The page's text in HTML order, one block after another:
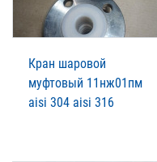
Кран шаровой
муфтовый 11нж01пм
aisi 304 aisi 316